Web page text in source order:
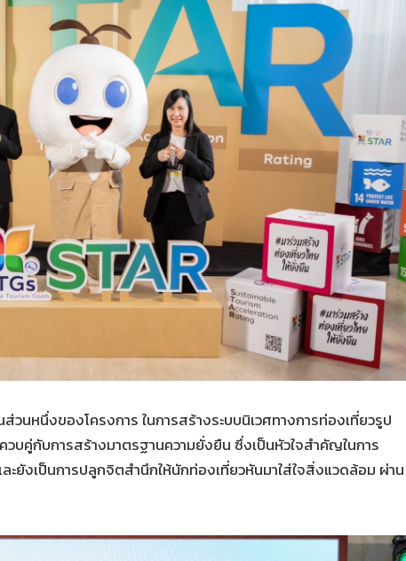
นหนึ่งของโครงการ ในการสร้างระบบนิเวศทางการท่องเที่ยวรูป
บคู่กับการสร้างมาตรฐานความยั่งยืน ซึ่งเป็นหัวใจสำคัญในการ
ยังเป็นการปลูกจิตสำนึกให้นักท่องเที่ยวหันมาใส่ใจสิ่งแวดล้อม ผ่าน